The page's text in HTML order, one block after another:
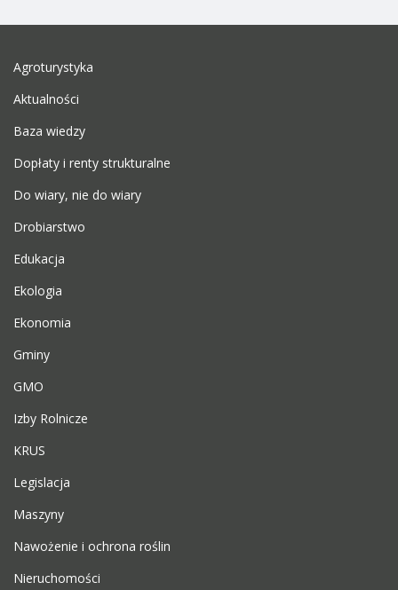
Agroturystyka
Aktualności
Baza wiedzy
Dopłaty i renty strukturalne
Do wiary, nie do wiary
Drobiarstwo
Edukacja
Ekologia
Ekonomia
Gminy
GMO
Izby Rolnicze
KRUS
Legislacja
Maszyny
Nawożenie i ochrona roślin
Nieruchomości